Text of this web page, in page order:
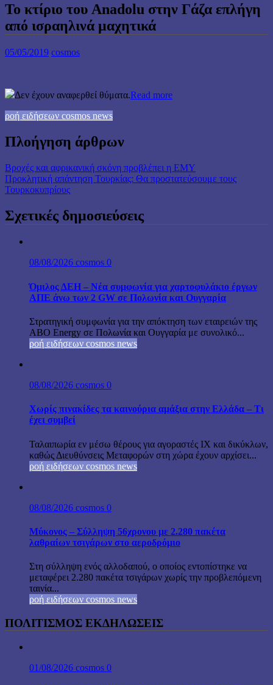
Το κτίριο του Anadolu στην Γάζα επλήγη
από ισραηλινά μαχητικά
05/05/2019 cosmos
Δεν έχουν αναφερθεί θύματα.Read more
ροή ειδήσεων cosmos news
Πλοήγηση άρθρων
Βροχές και αφρικανική σκόνη προβλέπει η ΕΜΥ
Προκλητική απάντηση Τουρκίας: Θα προστατεύσουμε τους
Τουρκοκυπρίους
Σχετικές δημοσιεύσεις
08/08/2026 cosmos 0
Όμιλος ΔΕΗ – Νέα συμφωνία για χαρτοφυλάκιο έργων
ΑΠΕ άνω των 2 GW σε Πολωνία και Ουγγαρία
Στρατηγική συμφωνία για την απόκτηση των εταιρειών της
ABO Energy σε Πολωνία και Ουγγαρία με συνολικό...
ροή ειδήσεων cosmos news
08/08/2026 cosmos 0
Χωρίς πινακίδες τα καινούρια αμάξια στην Ελλάδα – Τι
έχει συμβεί
Ταλαιπωρία εν μέσω θέρους για αγοραστές ΙΧ και δικύκλων,
καθώς Διευθύνσεις Μεταφορών στη χώρα έχουν αρχίσει...
ροή ειδήσεων cosmos news
08/08/2026 cosmos 0
Μύκονος – Σύλληψη 56χρονου με 2.280 πακέτα
λαθραίων τσιγάρων στο αεροδρόμιο
Στη σύλληψη ενός αλλοδαπού, ο οποίος εντοπίστηκε να
μεταφέρει 2.280 πακέτα τσιγάρων χωρίς την προβλεπόμενη
ταινία...
ροή ειδήσεων cosmos news
ΠΟΛΙΤΙΣΜΟΣ ΕΚΔΗΛΩΣΕΙΣ
01/08/2026 cosmos 0